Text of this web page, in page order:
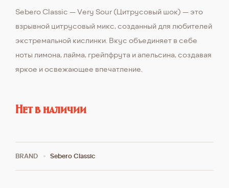
Sebero Classic — Very Sour (Цитрусовый шок) — это
взрывной цитрусовый микс, созданный для любителей
экстремальной кислинки. Вкус объединяет в себе
ноты лимона, лайма, грейпфрута и апельсина, создавая
яркое и освежающее впечатление.
Нет в наличии
BRAND Sebero Classic